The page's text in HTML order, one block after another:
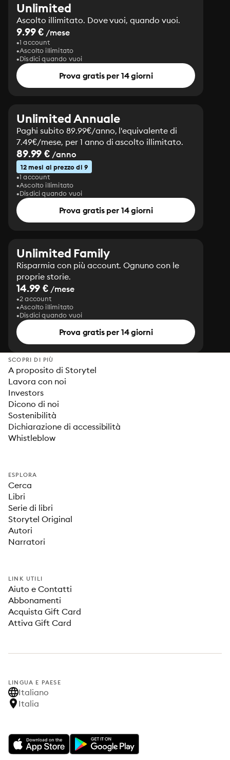
Unlimited
Ascolto illimitato. Dove vuoi, quando vuoi.
9.99 € /mese
1 account
Ascolto illimitato
Disdici quando vuoi
Prova gratis per 14 giorni
Unlimited Annuale
Paghi subito 89.99€/anno, l'equivalente di
7.49€/mese, per 1 anno di ascolto illimitato.
89.99 € /anno
12 mesi al prezzo di 9
1 account
Ascolto illimitato
Disdici quando vuoi
Prova gratis per 14 giorni
Unlimited Family
Risparmia con più account. Ognuno con le
proprie storie.
14.99 € /mese
2 account
Ascolto illimitato
Disdici quando vuoi
Prova gratis per 14 giorni
SCOPRI DI PIÙ
A proposito di Storytel
Lavora con noi
Investors
Dicono di noi
Sostenibilità
Dichiarazione di accessibilità
Whistleblow
ESPLORA
Cerca
Libri
Serie di libri
Storytel Original
Autori
Narratori
LINK UTILI
Aiuto e Contatti
Abbonamenti
Acquista Gift Card
Attiva Gift Card
LINGUA E PAESE
Italiano
Italia